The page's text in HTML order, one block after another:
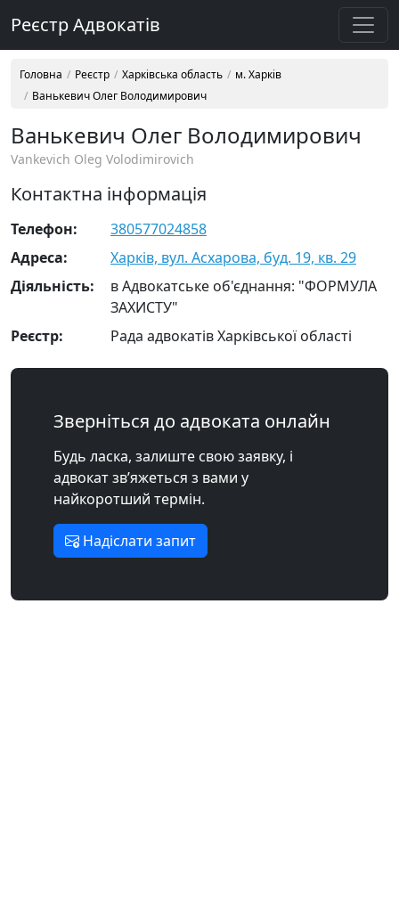
Реєстр Адвокатів
Головна Реєстр Харківська область
м. Харків
Ванькевич Олег Володимирович
Ванькевич Олег Володимирович
Vankevich Oleg Volodimirovich
Контактна інформація
Телефон:
380577024858
Адреса:
Харків, вул. Асхарова, буд. 19, кв. 29
Діяльність:
в Адвокатське об'єднання: "ФОРМУЛА
ЗАХИСТУ"
Реєстр:
Рада адвокатів Харківської області
Зверніться до адвоката онлайн
Будь ласка, залиште свою заявку, і
адвокат зв’яжеться з вами у
найкоротший термін.
Надіслати запит